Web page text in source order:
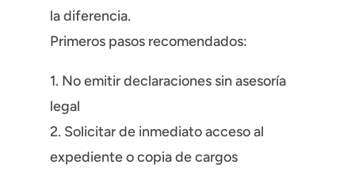
la diferencia.
Primeros pasos recomendados:
1. No emitir declaraciones sin asesoría
legal
2. Solicitar de inmediato acceso al
expediente o copia de cargos